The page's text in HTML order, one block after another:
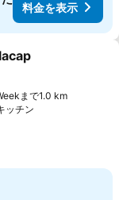
料金を表示
追加
まで1.0 km
ッチン